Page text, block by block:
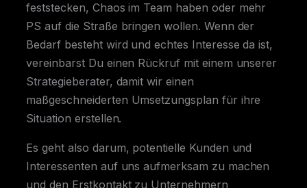
feststecken, Chaos im Team haben oder mehr
PS auf die Straße bringen wollen. Wenn der
Bedarf besteht wird und echtes Interesse da ist,
vereinbarst Du einen Rückruf mit einem unserer
Strategieberater, damit wir einen
maßgeschneiderten Umsetzungsplan für ihre
Situation erstellen.
Es geht also darum, potentielle Kunden und
Interessenten auf uns aufmerksam zu machen
und den Erstkontakt zu Unternehmern